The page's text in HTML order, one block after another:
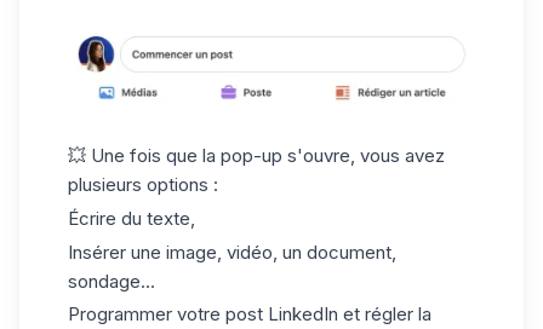
💥 Une fois que la pop-up s'ouvre, vous avez
plusieurs options :
Écrire du texte,
Insérer une image, vidéo, un document,
sondage...
Programmer votre post LinkedIn et régler la